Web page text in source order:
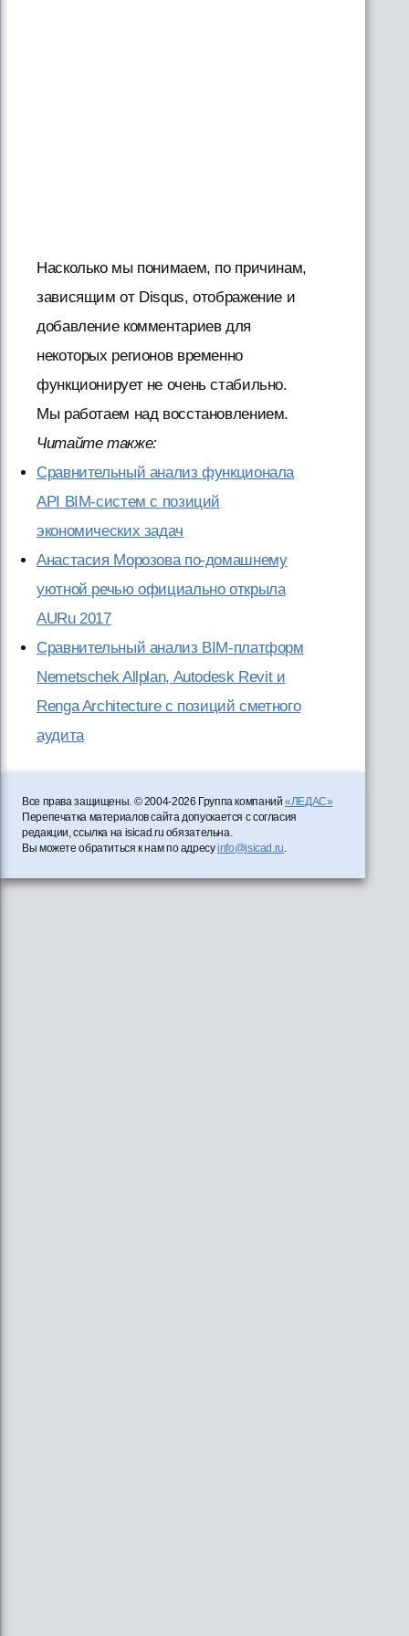
Насколько мы понимаем, по причинам,
зависящим от Disqus, отображение и
добавление комментариев для
некоторых регионов временно
функционирует не очень стабильно.
Мы работаем над восстановлением.
Читайте также:
Сравнительный анализ функционала
API BIM-систем с позиций
экономических задач
Анастасия Морозова по-домашнему
уютной речью официально открыла
AURu 2017
Сравнительный анализ BIM-платформ
Nemetschek Allplan, Autodesk Revit и
Renga Architecture с позиций сметного
аудита
Все права защищены. © 2004-2026 Группа компаний«ЛЕДАС»
Перепечатка материалов сайта допускается с согласия
редакции, ссылка на isicad.ru обязательна.
Вы можете обратиться к нам по адресуinfo@isicad.ru.